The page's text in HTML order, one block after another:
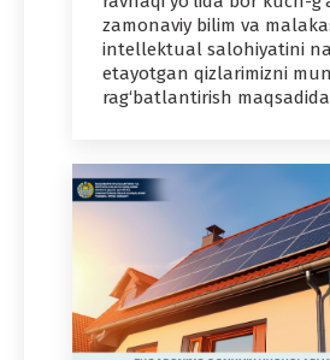
zamonaviy bilim va
intellektual salohiyatini
etayotgan qizlarimizni
rag‘batlantirish